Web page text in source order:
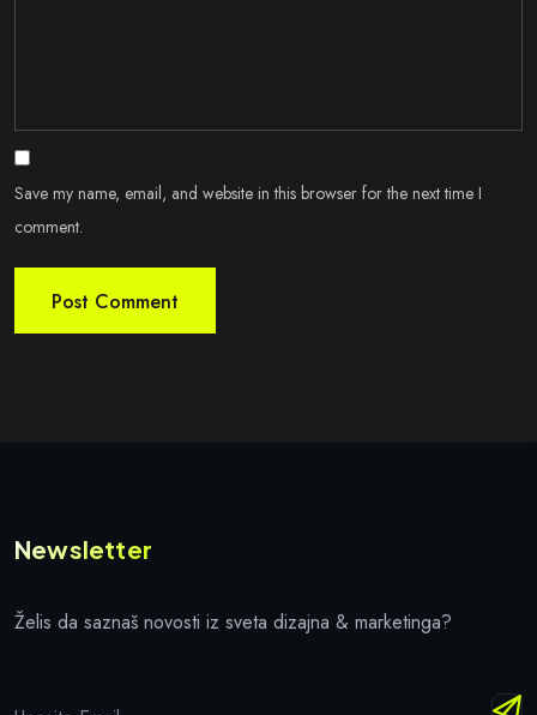
Save my name, email, and website in this browser for the next time I
comment.
Newsletter
Želis da saznaš novosti iz sveta dizajna & marketinga?